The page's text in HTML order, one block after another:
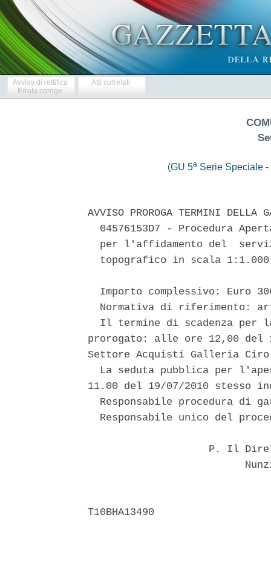
Avviso di rettifica
Errata corrige
Atti correlati
(GU 5aSerie Speciale -
AVVISO PROROGA TERMINI
04576153D7 - Procedura
per l'affidamento del
topografico in scala
Importo complessivo: Euro
Normativa di riferimento:
Il termine di scadenza per
prorogato: alle ore 12,00
Settore Acquisti Galleria Ciro
La seduta pubblica per
11.00 del 19/07/2010 stesso
Responsabile procedura di
Responsabile unico del
P. Il